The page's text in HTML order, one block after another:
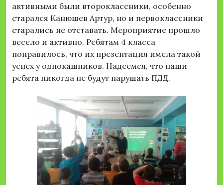
активными были второклассники, особенно
старался Канюшев Артур, но и первоклассники
старались не отставать. Мероприятие прошло
весело и активно. Ребятам 4 класса
понравилось, что их презентация имела такой
успех у однокашников. Надеемся, что наши
ребята никогда не будут нарушать ПДД.